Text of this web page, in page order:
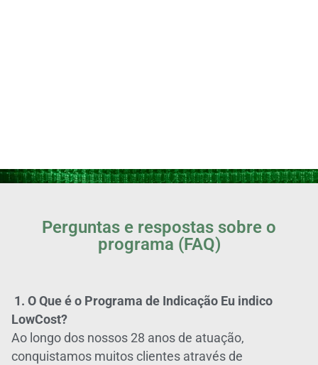
Perguntas e respostas sobre o
programa (FAQ)
1. O Que é o Programa de Indicação Eu indico
LowCost?
Ao longo dos nossos 28 anos de atuação,
conquistamos muitos clientes através de